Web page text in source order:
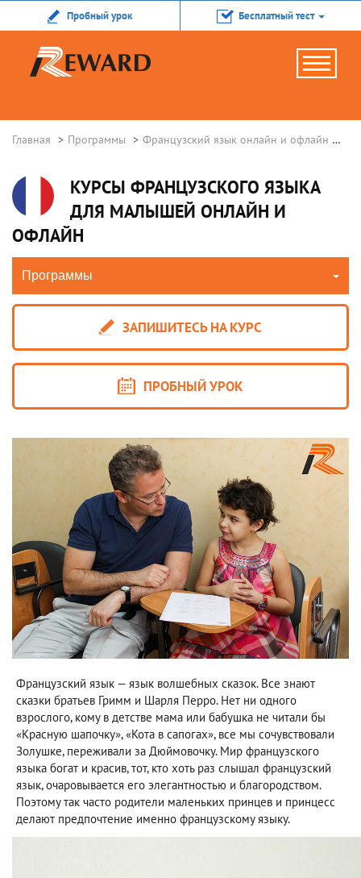
Пробный урок Бесплатный тест
Главная Программы Французский язык онлайн и офлайн
КУРСЫ ФРАНЦУЗСКОГО ЯЗЫКА
ДЛЯ МАЛЫШЕЙ ОНЛАЙН И
ОФЛАЙН
Программы
ЗАПИШИТЕСЬ НА КУРС
ПРОБНЫЙ УРОК
Французский язык — язык волшебных сказок. Все знают
сказки братьев Гримм и Шарля Перро. Нет ни одного
взрослого, кому в детстве мама или бабушка не читали бы
«Красную шапочку», «Кота в сапогах», все мы сочувствовали
Золушке, переживали за Дюймовочку. Мир французского
языка богат и красив, тот, кто хоть раз слышал французский
язык, очаровывается его элегантностью и благородством.
Поэтому так часто родители маленьких принцев и принцесс
делают предпочтение именно французскому языку.